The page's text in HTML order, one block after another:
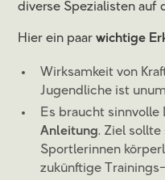
diverse Spezialisten auf
Hier ein paarwichtige
Wirksamkeit von
Jugendliche ist
Es braucht sinnvolle
Anleitung. Ziel sollte
Sportlerinnen
zukünftige